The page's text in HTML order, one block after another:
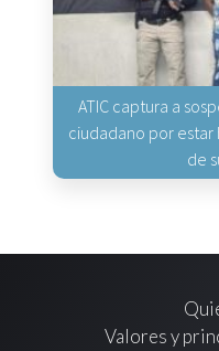
ATIC captura a
ciudadano por
de
Valores y